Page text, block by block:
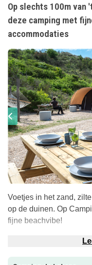
Op slechts 100m van
deze camping met
accommodaties
Voetjes in het zand,
op de duinen. Op
fijne beachvibe!
Vakantie in